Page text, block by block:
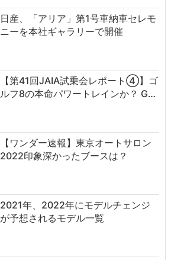
日産、「アリア」第1号車納車セレモ
ニーを本社ギャラリーで開催
【第41回JAIA試乗会レポート④】ゴ
ルフ8の本命パワートレインか？ G…
【ワンダー速報】東京オートサロン
2022印象深かったブースは？
2021年、2022年にモデルチェンジ
が予想されるモデル一覧